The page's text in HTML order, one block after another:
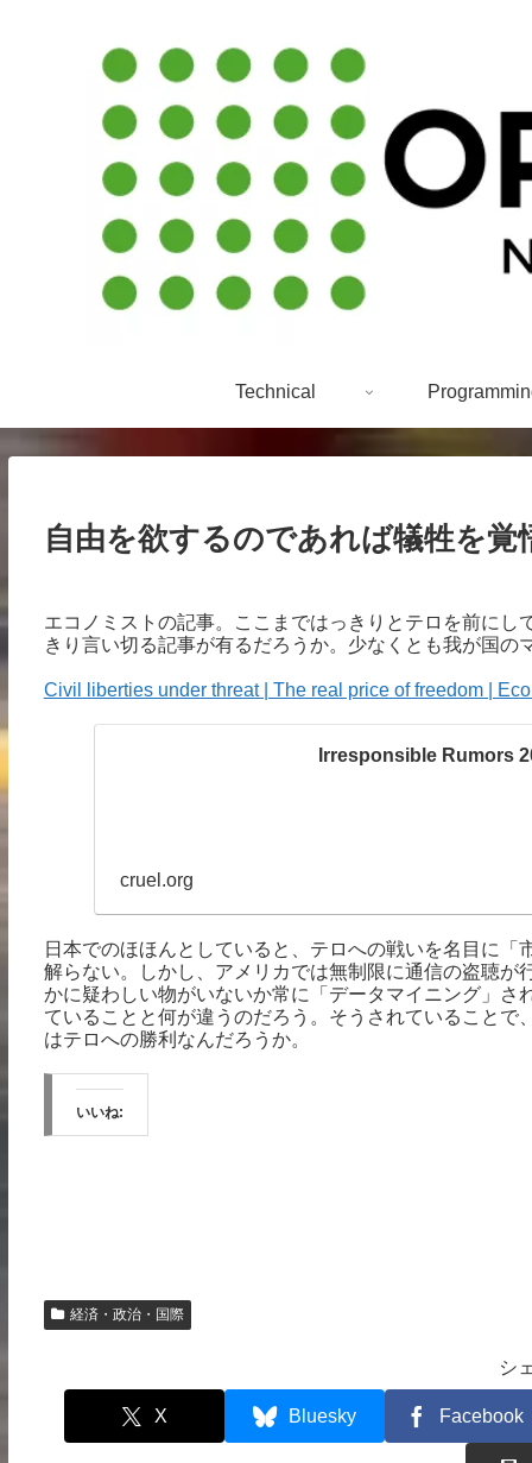
Technical
自由を欲するのであれば犠牲を覚
エコノミストの記事。ここまではっきりとテロを前に
きり言い切る記事が有るだろうか。少なくとも我が国の
Civil liberties under threat | The real price of freedom |
Irresponsible Rumors
cruel.org
日本でのほほんとしていると、テロへの戦いを名目に
解らない。しかし、アメリカでは無制限に通信の盗聴
かに疑わしい物がいないか常に「データマイニング」
ていることと何が違うのだろう。そうされていること
はテロへの勝利なんだろうか。
いいね:
経済・政治・国際
シ
X Bluesky Facebook